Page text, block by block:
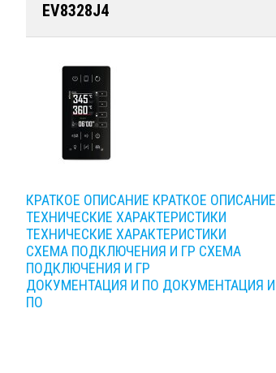
EV8328J4
КРАТКОЕ ОПИСАНИЕ КРАТКОЕ ОПИСАНИЕ
ТЕХНИЧЕСКИЕ ХАРАКТЕРИСТИКИ
ТЕХНИЧЕСКИЕ ХАРАКТЕРИСТИКИ
СХЕМА ПОДКЛЮЧЕНИЯ И ГР СХЕМА
ПОДКЛЮЧЕНИЯ И ГР
ДОКУМЕНТАЦИЯ И ПО ДОКУМЕНТАЦИЯ И
ПО